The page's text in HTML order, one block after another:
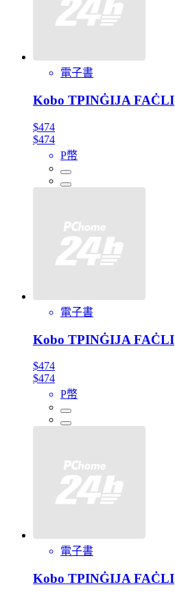
電子書
Kobo TPINĠIJA FAĊLI
$474
$474
P幣
電子書
Kobo TPINĠIJA FAĊLI
$474
$474
P幣
電子書
Kobo TPINĠIJA FAĊLI